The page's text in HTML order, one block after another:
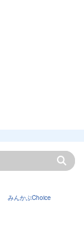
みんかぶChoice